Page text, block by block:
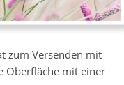
zum Versenden mit
Oberfläche mit einer